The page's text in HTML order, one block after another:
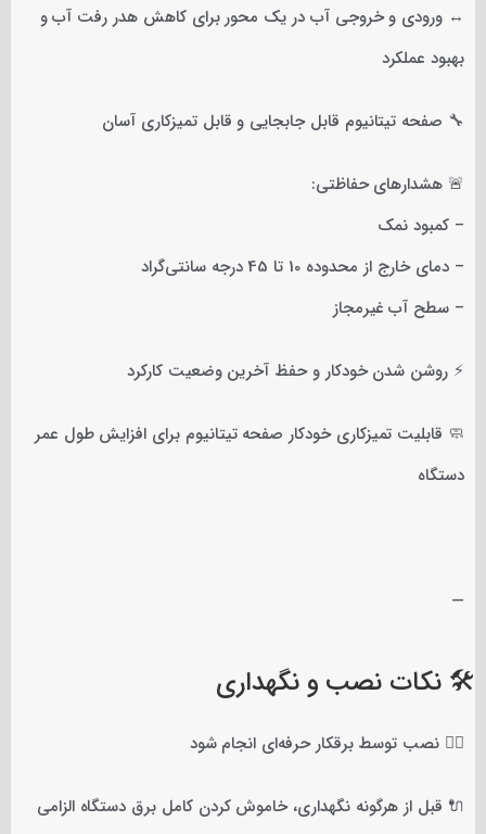
↔️ ورودی و خروجی آب در یک محور برای کاهش هدر رفت آب و
بهبود عملکرد
🔧 صفحه تیتانیوم قابل جابجایی و قابل تمیزکاری آسان
🚨 هشدارهای حفاظتی:
– کمبود نمک
– دمای خارج از محدوده 10 تا 45 درجه سانتی‌گراد
– سطح آب غیرمجاز
⚡ روشن شدن خودکار و حفظ آخرین وضعیت کارکرد
🧼 قابلیت تمیزکاری خودکار صفحه تیتانیوم برای افزایش طول عمر
دستگاه
—
🛠️ نکات نصب و نگهداری
👷‍♂️ نصب توسط برقکار حرفه‌ای انجام شود
🔌 قبل از هرگونه نگهداری، خاموش کردن کامل برق دستگاه الزامی